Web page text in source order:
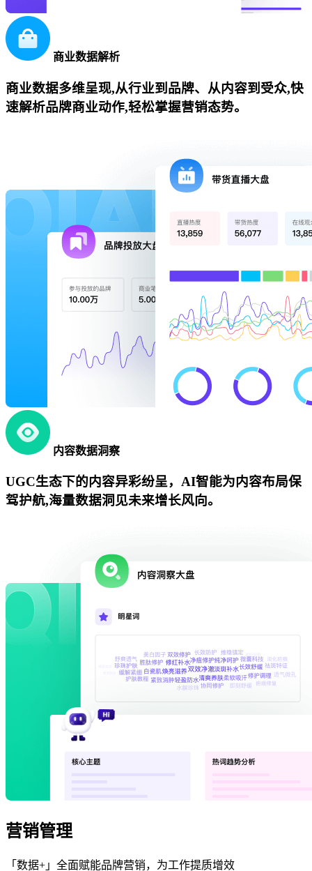
商业数据解析
商业数据多维呈现,从行业到品牌、从内容到受众,快
速解析品牌商业动作,轻松掌握营销态势。
内容数据洞察
UGC生态下的内容异彩纷呈，AI智能为内容布局保
驾护航,海量数据洞见未来增长风向。
营销管理
「数据+」全面赋能品牌营销，为工作提质增效